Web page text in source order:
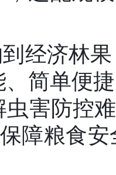
经济林
、简单便
害防控
障粮食